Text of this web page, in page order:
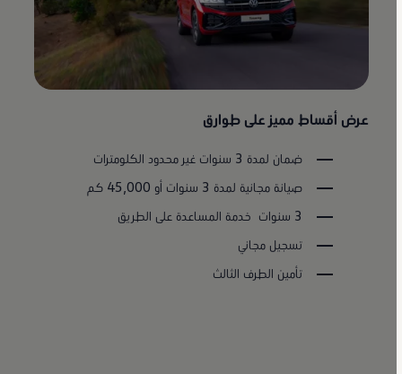
عرض أقساط مميز على طوارق
ضمان لمدة 3 سنوات غير محدود الكلومترات
صيانة مجانية لمدة 3 سنوات أو 45,000 كم
3 سنوات خدمة المساعدة على الطريق
تسجيل مجاني
تأمين الطرف الثالث